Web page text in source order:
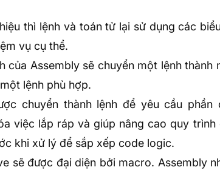
thì lệnh và toán tử lại sử dụng các
vụ cụ thể.
của Assembly sẽ chuyển một lệnh thành
lệnh phù hợp.
chuyển thành lệnh để yêu cầu phần
việc lắp ráp và giúp nâng cao quy
khi xử lý để sắp xếp code logic.
sẽ được đại diện bởi macro. Assembly